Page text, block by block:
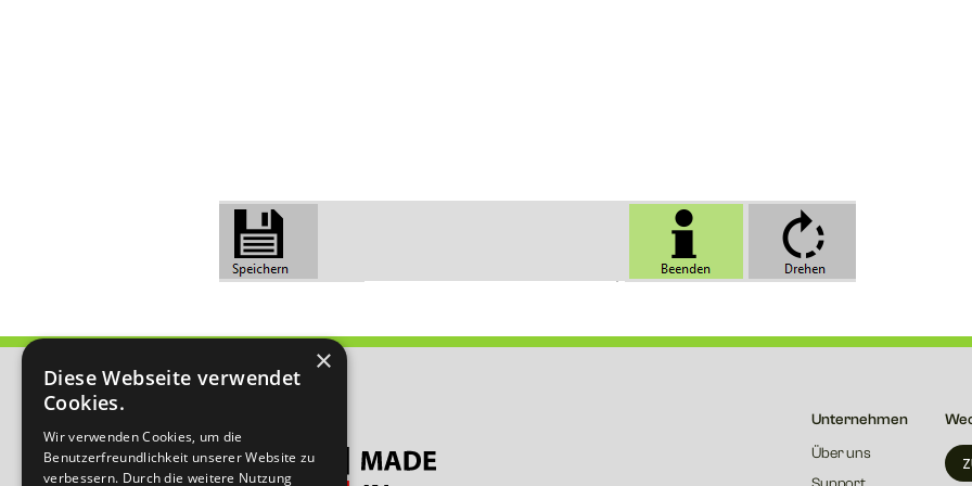
Unternehmen
Über uns
×
Diese Webseite verwendet
Cookies.
Wir verwenden Cookies, um die
Benutzerfreundlichkeit unserer Website zu
verbessern. Durch die weitere Nutzung